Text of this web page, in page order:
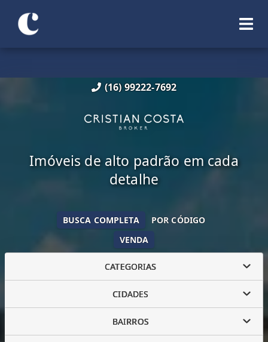
(16) 99222-7692
Imóveis de alto padrão em cada
detalhe
VENDA
BUSCA COMPLETA POR CÓDIGO
CATEGORIAS
CIDADES
BAIRROS